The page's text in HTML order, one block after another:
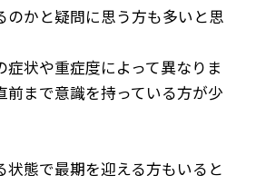
のかと疑問に思う方も多いと思
症状や重症度によって異なりま
前まで意識を持っている方が少
状態で最期を迎える方もいると